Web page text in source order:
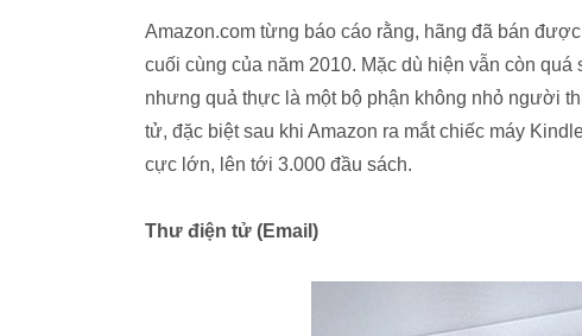
Amazon.com từng báo cáo rằng, hãng đã bán
cuối cùng của năm 2010. Mặc dù hiện vẫn còn
nhưng quả thực là một bộ phận không nhỏ người
tử, đặc biệt sau khi Amazon ra mắt chiếc máy
cực lớn, lên tới 3.000 đầu sách.
Thư điện tử (Email)